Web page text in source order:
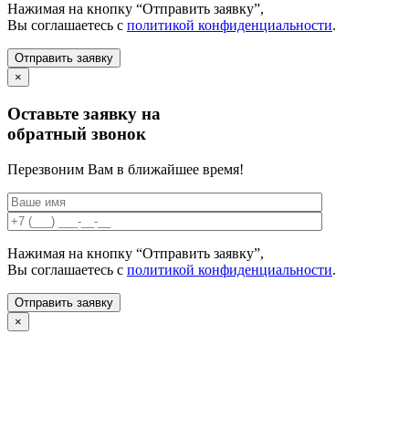
Нажимая на кнопку “Отправить заявку”,
Вы соглашаетесь с политикой конфиденциальности.
×
Оставьте заявку на
обратный звонок
Перезвоним Вам в ближайшее время!
Нажимая на кнопку “Отправить заявку”,
Вы соглашаетесь с политикой конфиденциальности.
×